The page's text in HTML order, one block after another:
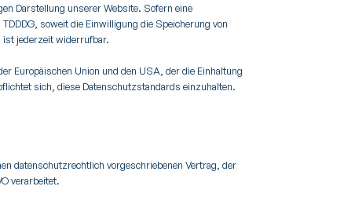
Darstellung unserer Website. Sofern eine
soweit die Einwilligung die Speicherung von
ist jederzeit widerrufbar.
Europäischen Union und den USA, der die Einhaltung
sich, diese Datenschutzstandards einzuhalten.
datenschutzrechtlich vorgeschriebenen Vertrag, der
verarbeitet.